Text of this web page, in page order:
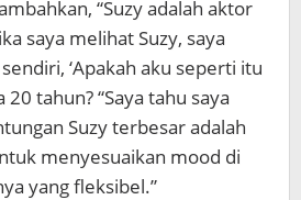
, “Suzyadalah aktor
saya melihat Suzy, saya
, ‘Apakah aku seperti itu
20 tahun?“Saya tahu saya
Suzyterbesar adalah
menyesuaikan mood di
yang fleksibel.”